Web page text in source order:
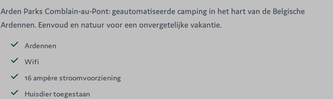
Arden Parks Comblain-au-Pont: geautomatiseerde camping in het hart van de Belgische
Ardennen. Eenvoud en natuur voor een onvergetelijke vakantie.
Ardennen
Wifi
16 ampère stroomvoorziening
Huisdier toegestaan